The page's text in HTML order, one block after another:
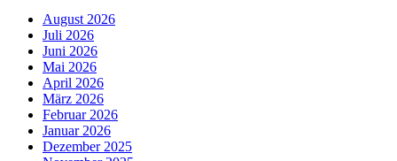
August 2026
Juli 2026
Juni 2026
Mai 2026
April 2026
März 2026
Februar 2026
Januar 2026
Dezember 2025